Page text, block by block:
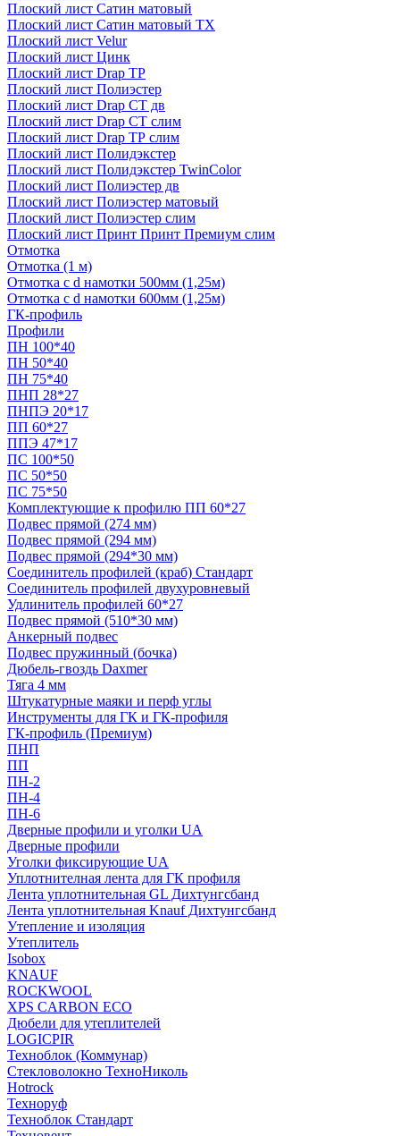
Плоский лист Сатин матовый
Плоский лист Сатин матовый TX
Плоский лист Velur
Плоский лист Цинк
Плоский лист Drap ТР
Плоский лист Полиэстер
Плоский лист Drap СТ дв
Плоский лист Drap СТ слим
Плоский лист Drap ТР слим
Плоский лист Полидэкстер
Плоский лист Полидэкстер TwinColor
Плоский лист Полиэстер дв
Плоский лист Полиэстер матовый
Плоский лист Полиэстер слим
Плоский лист Принт Принт Премиум слим
Отмотка
Отмотка (1 м)
Отмотка с d намотки 500мм (1,25м)
Отмотка с d намотки 600мм (1,25м)
ГК-профиль
Профили
ПН 100*40
ПН 50*40
ПН 75*40
ПНП 28*27
ПНПЭ 20*17
ПП 60*27
ППЭ 47*17
ПС 100*50
ПС 50*50
ПС 75*50
Комплектующие к профилю ПП 60*27
Подвес прямой (274 мм)
Подвес прямой (294 мм)
Подвес прямой (294*30 мм)
Соединитель профилей (краб) Стандарт
Соединитель профилей двухуровневый
Удлинитель профилей 60*27
Подвес прямой (510*30 мм)
Анкерный подвес
Подвес пружинный (бочка)
Дюбель-гвоздь Daxmer
Тяга 4 мм
Штукатурные маяки и перф углы
Инструменты для ГК и ГК-профиля
ГК-профиль (Премиум)
ПНП
ПП
ПН-2
ПН-4
ПН-6
Дверные профили и уголки UA
Дверные профили
Уголки фиксирующие UA
Уплотнителная лента для ГК профиля
Лента уплотнительная GL Дихтунгсбанд
Лента уплотнительная Knauf Дихтунгсбанд
Утепление и изоляция
Утеплитель
Isobox
KNAUF
ROCKWOOL
XPS CARBON ECO
Дюбели для утеплителей
LOGICPIR
Техноблок (Коммунар)
Стекловолокно ТехноНиколь
Hotrock
Технoруф
Техноблок Стандарт